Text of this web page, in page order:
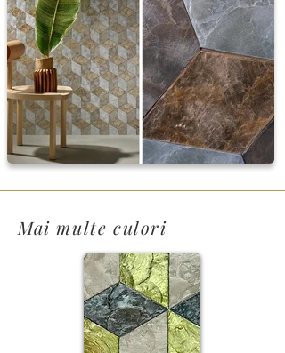
Mai multe culori